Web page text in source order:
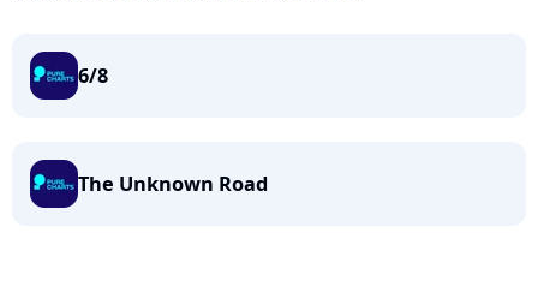
6/8
The Unknown Road